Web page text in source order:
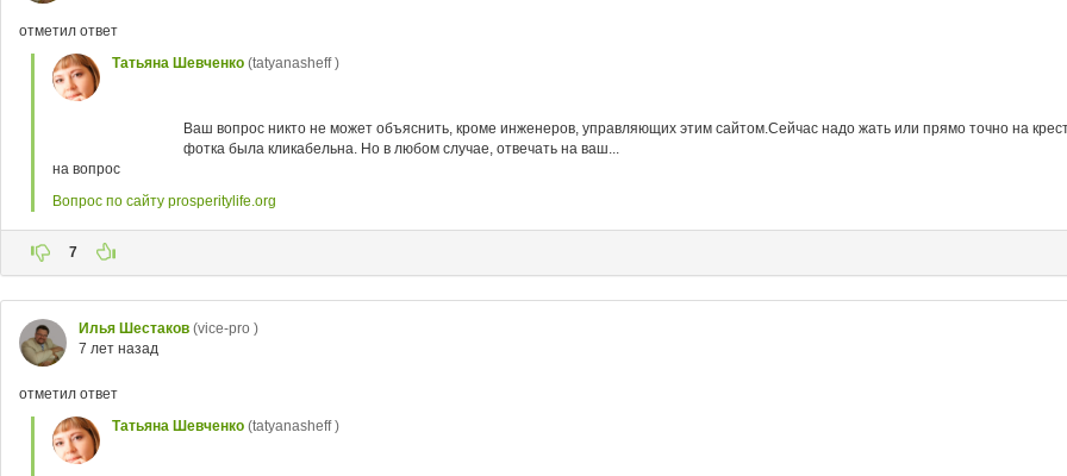
отметил ответ
Татьяна Шевченко (tatyanasheff )
Ваш вопрос никто не может объяснить, кроме инженеров, управляющих этим сайтом.Сейчас надо жать или прямо точно на
фотка была кликабельна. Но в любом случае, отвечать на ваш...
на вопрос
Вопрос по сайту prosperitylife.org
7
Илья Шестаков (vice-pro )
7 лет назад
отметил ответ
Татьяна Шевченко (tatyanasheff )